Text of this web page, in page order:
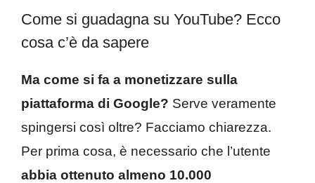
Come si guadagna su YouTube? Ecco
cosa c’è da sapere
Ma come si fa a monetizzare sulla
piattaforma di Google? Serve veramente
spingersi così oltre? Facciamo chiarezza.
Per prima cosa, è necessario che l’utente
abbia ottenuto almeno 10.000